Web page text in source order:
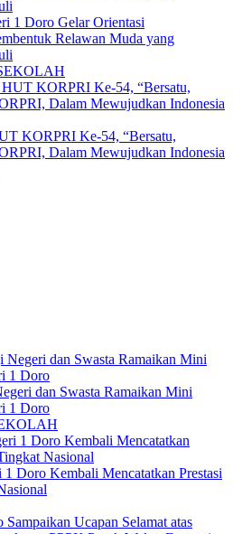
1 Doro Gelar Orientasi
Relawan Muda yang
KORPRI Ke-54, “Bersatu,
Dalam Mewujudkan Indonesia
dan Swasta Ramaikan Mini
1 Doro
Doro Kembali Mencatatkan Prestasi